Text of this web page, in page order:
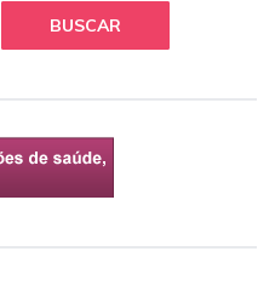
BUSCAR